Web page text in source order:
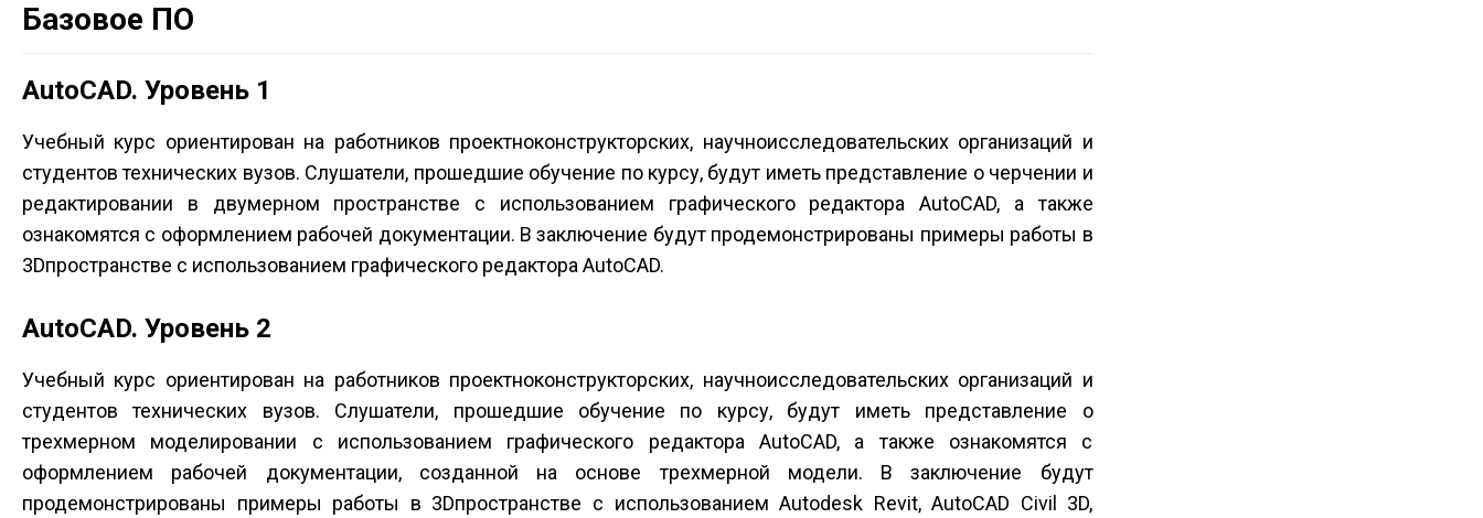
Базовое ПО
AutoCAD. Уровень 1
Учебный курс ориентирован на работников проектно­конструкторских, научно­исследовательских организаций и
студентов технических вузов. Слушатели, прошедшие обучение по курсу, будут иметь представление о черчении и
редактировании в двумерном пространстве с использованием графического редактора AutoCAD, а также
ознакомятся с оформлением рабочей документации. В заключение будут продемонстрированы примеры работы в
3D­пространстве с использованием графического редактора AutoCAD.
AutoCAD. Уровень 2
Учебный курс ориентирован на работников проектно­конструкторских, научно­исследовательских организаций и
студентов технических вузов. Слушатели, прошедшие обучение по курсу, будут иметь представление о
трехмерном моделировании с использованием графического редактора AutoCAD, а также ознакомятся с
оформлением рабочей документации, созданной на основе трехмерной модели. В заключение будут
продемонстрированы примеры работы в 3D­пространстве с использованием Autodesk Revit, AutoCAD Civil 3D,